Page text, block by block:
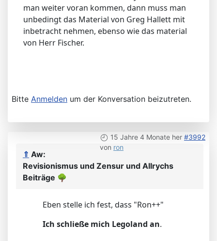
man weiter voran kommen, dann muss man
unbedingt das Material von Greg Hallett mit
inbetracht nehmen, ebenso wie das material
von Herr Fischer.
Bitte Anmelden um der Konversation beizutreten.
15 Jahre 4 Monate her #3992
von ron
⇑ Aw:
Revisionismus und Zensur und Allrychs
Beiträge 🌳
Eben stelle ich fest, dass "Ron++"
Ich schließe mich Legoland an.